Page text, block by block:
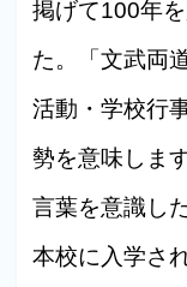
掲げて100年
た。「文武両
活動・学校行
勢を意味しま
言葉を意識し
本校に入学さ